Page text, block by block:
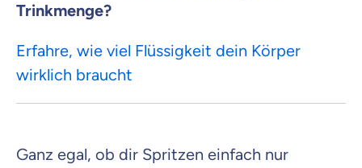
Trinkmenge?
Erfahre, wie viel Flüssigkeit dein Körper
wirklich braucht
Ganz egal, ob dir Spritzen einfach nur